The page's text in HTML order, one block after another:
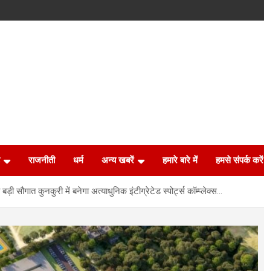
राजनीती धर्म अन्य खबरें हमारे बारे में हमसे संपर्क करें
बड़ी सौगात कुनकुरी में बनेगा अत्याधुनिक इंटीग्रेटेड स्पोर्ट्स कॉम्प्लेक्स…